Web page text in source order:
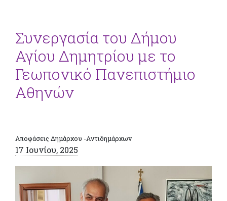
Συνεργασία του Δήμου
Αγίου Δημητρίου με το
Γεωπονικό Πανεπιστήμιο
Αθηνών
Αποφάσεις Δημάρχου -Αντιδημάρχων
17 Ιουνίου, 2025